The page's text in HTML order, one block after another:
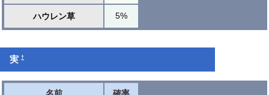
ハウレン草 5%
実†